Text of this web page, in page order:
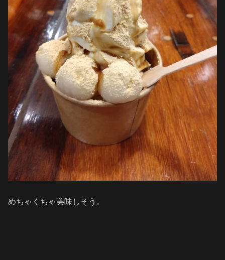
めちゃくちゃ美味しそう。